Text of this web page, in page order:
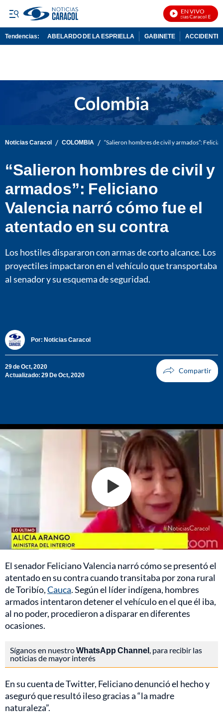
EN VIVO
Noticias Caracol En Vivo
Tendencias: ABELARDO DE LA ESPRIELLA GABINETE ACCIDENTE
Noticias Caracol / COLOMBIA / “Salieron hombres de civil y armados”:
“Salieron hombres de civil y
armados”: Feliciano
Valencia narró cómo fue el
atentado en su contra
Los hostiles dispararon con armas de corto alcance. Los
proyectiles impactaron en el vehículo que transportaba
al senador y su esquema de seguridad.
Por: Noticias Caracol
29 de Oct, 2020
Actualizado: 29 De Oct, 2020
El senador Feliciano Valencia narró cómo se presentó el
atentado en su contra cuando transitaba por zona rural
de Toribío,Cauca. Según el líder indígena, hombres
armados intentaron detener el vehículo en el que él iba,
al no poder, procedieron a disparar en diferentes
ocasiones.
Síganos en nuestroWhatsApp Channel , para recibir las
noticias de mayor interés
En su cuenta de Twitter, Feliciano denunció el hecho y
aseguró que resultó ileso gracias a “la madre
naturaleza”.